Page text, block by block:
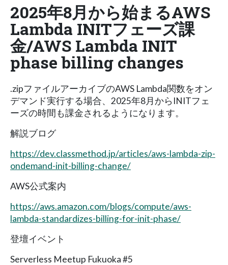
2025年8月から始まるAWS
Lambda INITフェーズ課
金/AWS Lambda INIT
phase billing changes
.zipファイルアーカイブのAWS Lambda関数をオン
デマンド実行する場合、2025年8月からINITフェ
ーズの時間も課金されるようになります。
解説ブログ
https://dev.classmethod.jp/articles/aws-lambda-zip-
ondemand-init-billing-change/
AWS公式案内
https://aws.amazon.com/blogs/compute/aws-
lambda-standardizes-billing-for-init-phase/
登壇イベント
Serverless Meetup Fukuoka #5